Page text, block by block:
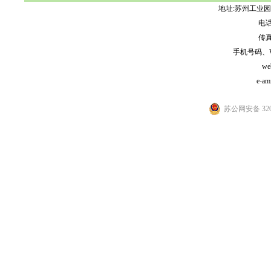
地址:苏州工业
电
传
手机号码、
e-
苏公网安备